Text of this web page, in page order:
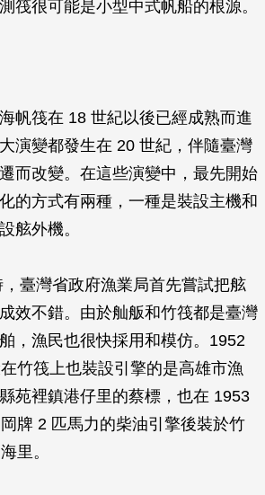
筏很可能是小型中式帆船的根源。
帆筏在 18 世紀以後已經成熟而進
演變都發生在 20 世紀，伴隨臺灣
而改變。在這些演變中，最先開始
的方式有兩種，一種是裝設主機和
舷外機。
臺灣省政府漁業局首先嘗試把舷
效不錯。由於舢舨和竹筏都是臺灣
，漁民也很快採用和模仿。1952
竹筏上也裝設引擎的是高雄市漁
苑裡鎮港仔里的蔡標，也在 1953
牌 2 匹馬力的柴油引擎後裝於竹
里。